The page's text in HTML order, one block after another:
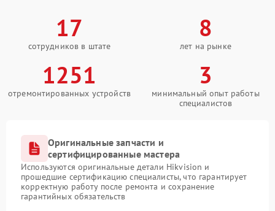
17
сотрудников в штате
8
лет на рынке
1251
отремонтированных устройств
3
минимальный опыт работы
специалистов
Оригинальные запчасти и
сертифицированные мастера
Используются оригинальные детали Hikvision и
прошедшие сертификацию специалисты, что гарантирует
корректную работу после ремонта и сохранение
гарантийных обязательств